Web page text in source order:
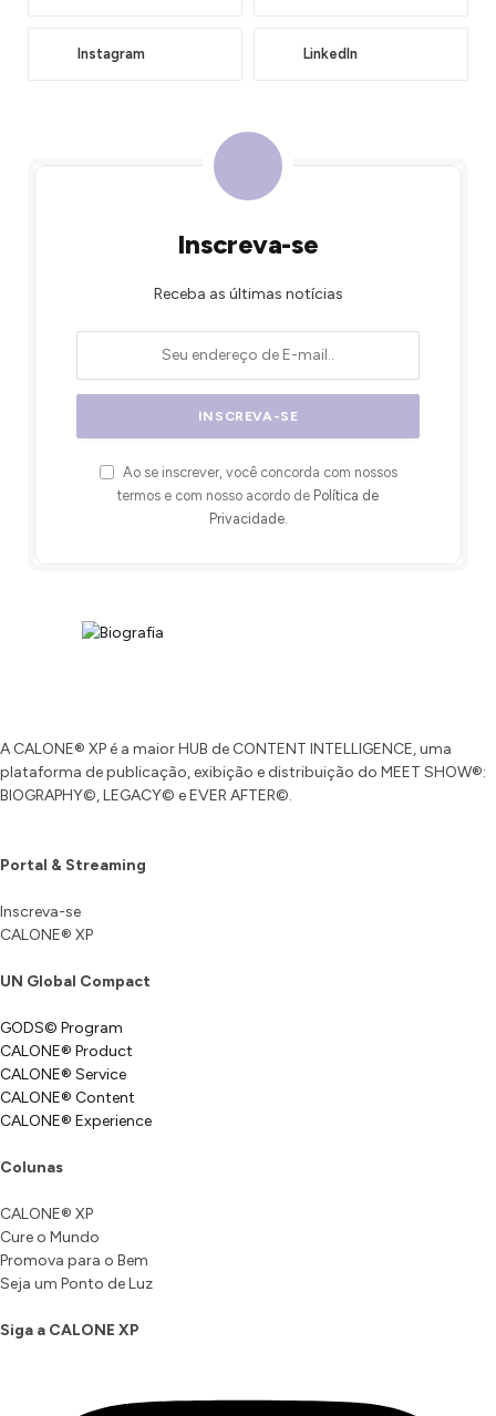
Instagram LinkedIn
Inscreva-se
Receba as últimas notícias
Ao se inscrever, você concorda com nossos
termos e com nosso acordo de Política de
Privacidade.
A CALONE® XP é a maior HUB de CONTENT INTELLIGENCE, uma
plataforma de publicação, exibição e distribuição do MEET SHOW®:
BIOGRAPHY©, LEGACY© e EVER AFTER©.
Portal & Streaming
Inscreva-se
CALONE® XP
UN Global Compact
GODS© Program
CALONE® Product
CALONE® Service
CALONE® Content
CALONE® Experience
Colunas
CALONE® XP
Cure o Mundo
Promova para o Bem
Seja um Ponto de Luz
Siga a CALONE XP